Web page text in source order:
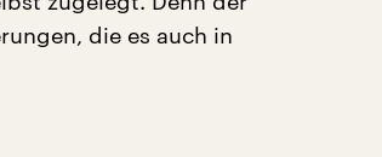
die es auch in